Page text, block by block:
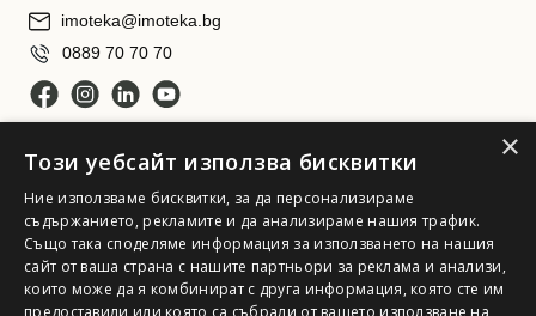
imoteka@imoteka.bg
0889 70 70 70
Имотека АД. Всички права запазени
×
Този уебсайт използва бисквитки
Ние използваме бисквитки, за да персонализираме
съдържанието, рекламите и да анализираме нашия трафик.
Също така споделяме информация за използването на нашия
сайт от ваша страна с нашите партньори за реклама и анализи,
които може да я комбинират с друга информация, която сте им
предоставили или която са събрали от вашето използване на